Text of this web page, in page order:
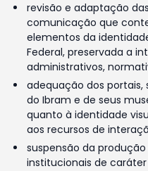
revisão e adaptação
comunicação que
elementos da
Federal, preservada a
administrativos,
adequação dos
do Ibram e de seus
quanto à identidade
aos recursos de
suspensão da
institucionais de